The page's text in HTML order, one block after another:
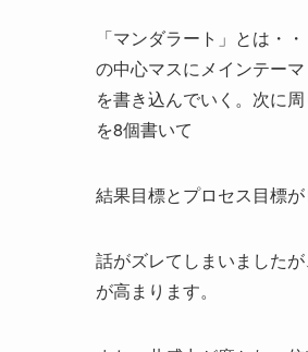
「マンダラート」とは・
の中心マスにメインテー
を書き込んでいく。次に
を8個書いて
結果目標とプロセス目標
話がズレてしまいました
が高まります。